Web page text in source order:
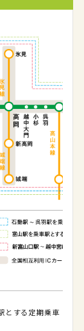
とする定期乗車